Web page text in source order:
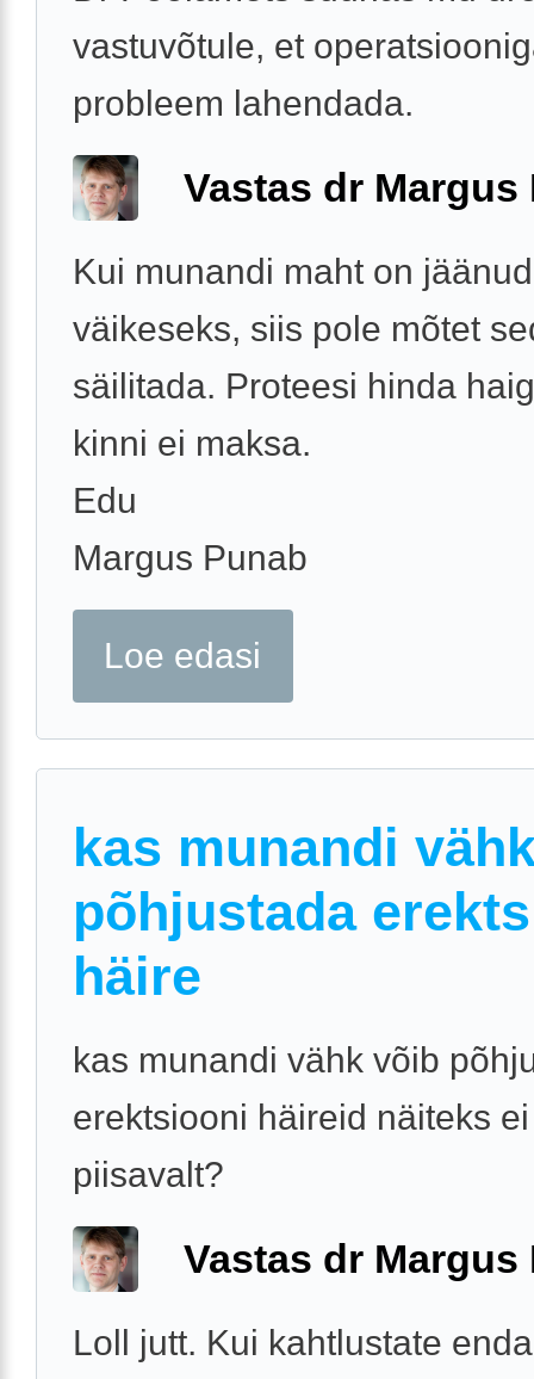
vastuvõtule, et
probleem lahendada.
Vastas dr Margus
Kui munandi maht on
väikeseks, siis pole mõtet
säilitada. Proteesi hinda
kinni ei maksa.
Edu
Margus Punab
Loe edasi
kas munandi
põhjustada
häire
kas munandi vähk võib
erektsiooni häireid näiteks
piisavalt?
Vastas dr Margus
Loll jutt. Kui kahtlustate